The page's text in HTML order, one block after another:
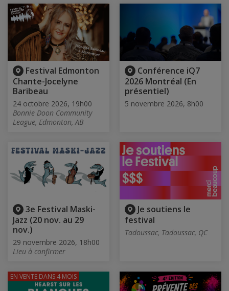
Festival Edmonton
Chante-Jocelyne
Baribeau
24 octobre 2026, 19h00
Bonnie Doon Community
League, Edmonton, AB
Conférence iQ7
2026 Montréal (En
présentiel)
5 novembre 2026, 8h00
3e Festival Maski-
Jazz (20 nov. au 29
nov.)
29 novembre 2026, 18h00
Lieu à confirmer
Je soutiens le
festival
Tadoussac, Tadoussac, QC
EN VENTE DANS 4 MOIS